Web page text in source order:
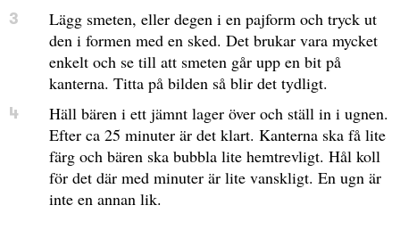
Lägg smeten, eller degen i en pajform och tryck ut
den i formen med en sked. Det brukar vara mycket
enkelt och se till att smeten går upp en bit på
kanterna. Titta på bilden så blir det tydligt.
Häll bären i ett jämnt lager över och ställ in i ugnen.
Efter ca 25 minuter är det klart. Kanterna ska få lite
färg och bären ska bubbla lite hemtrevligt. Hål koll
för det där med minuter är lite vanskligt. En ugn är
inte en annan lik.